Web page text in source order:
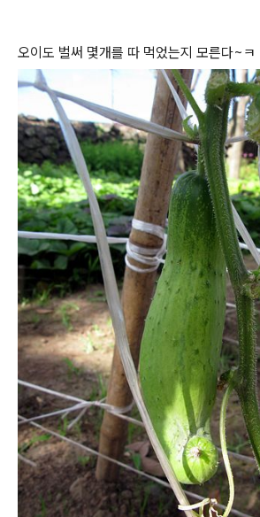
오이도 벌써 몇개를 따 먹었는지 모른다~ㅋ